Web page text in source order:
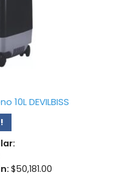
DEVILBISS
$50,181.00